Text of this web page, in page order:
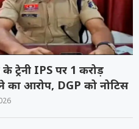
ट्रेनी IPS पर 1 करोड़
का आरोप, DGP को नोटिस